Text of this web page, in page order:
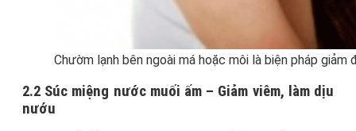
Chườm lạnh bên ngoài má hoặc môi là biện pháp giảm
2.2 Súc miệng nước muối ấm – Giảm viêm, làm dịu
nướu